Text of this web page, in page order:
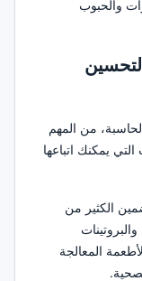
والحبوب
من المهم
يمكنك اتباعها
الكثير من
المعالجة